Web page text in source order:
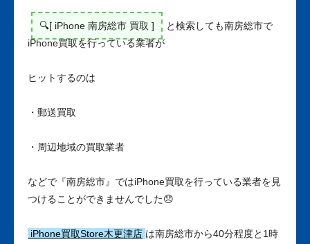
🔍[ iPhone 南房総市 買取 ]
と検索しても南房総市で
iPhone買取を行っている業者が
ヒットするのは
・郵送買取
・周辺地域の買取業者
などで『南房総市』ではiPhone買取を行っている業者を見
つけることができませんでした😞
iPhone買取Store木更津店 は南房総市から40分程度と1時